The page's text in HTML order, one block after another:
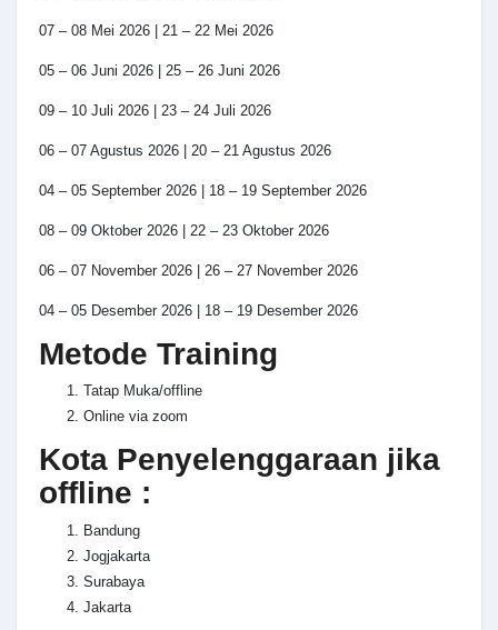
07 – 08 Mei 2026 | 21 – 22 Mei 2026
05 – 06 Juni 2026 | 25 – 26 Juni 2026
09 – 10 Juli 2026 | 23 – 24 Juli 2026
06 – 07 Agustus 2026 | 20 – 21 Agustus 2026
04 – 05 September 2026 | 18 – 19 September 2026
08 – 09 Oktober 2026 | 22 – 23 Oktober 2026
06 – 07 November 2026 | 26 – 27 November 2026
04 – 05 Desember 2026 | 18 – 19 Desember 2026
Metode Training
Tatap Muka/offline
Online via zoom
Kota Penyelenggaraan jika
offline :
Bandung
Jogjakarta
Surabaya
Jakarta